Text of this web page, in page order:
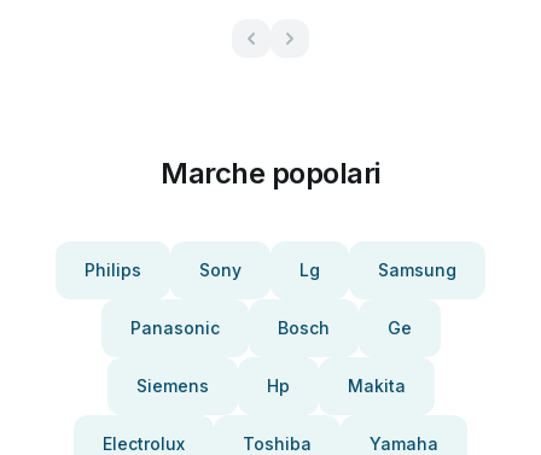
Marche popolari
Philips Sony Lg Samsung
Panasonic Bosch Ge
Siemens Hp Makita
Electrolux Toshiba Yamaha